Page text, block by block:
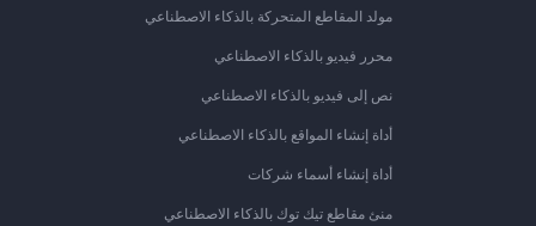
مولد المقاطع المتحركة بالذكاء الاصطناعي
محرر فيديو بالذكاء الاصطناعي
نص إلى فيديو بالذكاء الاصطناعي
أداة إنشاء المواقع بالذكاء الاصطناعي
أداة إنشاء أسماء شركات
منئ مقاطع تيك توك بالذكاء الاصطناعي